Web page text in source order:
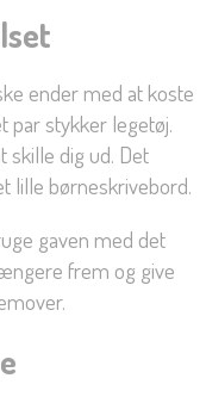
ender med at koste
par stykker legetøj.
skille dig ud. Det
lille børneskrivebord.
gaven med det
frem og give